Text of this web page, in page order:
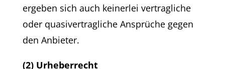
ergeben sich auch keinerlei vertragliche
oder quasivertragliche Ansprüche gegen
den Anbieter.
(2) Urheberrecht